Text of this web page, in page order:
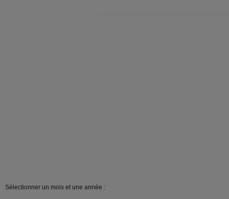
Sélectionner un mois et une année :